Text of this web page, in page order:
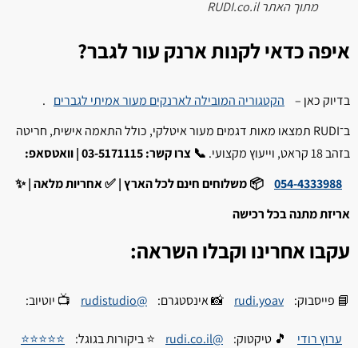
מתוך האתר RUDI.co.il
איפה כדאי לקנות ארנק עור לגבר?
בדיוק כאן – הקטגוריה המובילה לארנקים מעור אמיתי לגברים .
ב־RUDI תמצאו מאות דגמים מעור איטלקי, כולל התאמה אישית, חריטה
בזהב 18 קראט, וייעוץ מקצועי.
📞 צרו קשר: 03-5171115 | וואטסאפ:
054-4333988
📦 משלוחים חינם לכל הארץ | ✅ אחריות מלאה | ✨
אריזת מתנה בכל רכישה
עקבו אחרינו וקבלו השראה:
📘 פייסבוק: rudi.yoav 📸 אינסטגרם: @rudistudio 📺 יוטיוב:
ערוץ רודי 🎵 טיקטוק: @rudi.co.il ⭐ ביקורות בגוגל: ⭐⭐⭐⭐⭐